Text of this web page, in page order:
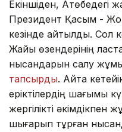
Екіншіден, Ақтөбедегі
Президент Қасым -
кезінде айтылды. Сол
Жайық өзендерінің
нысандарын салу
тапсырды. Айта
еріктілердің шағымы
жергілікті әкімдікпен
шығарып тұрған